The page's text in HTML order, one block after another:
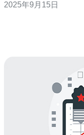
务器则因其地理位置优
2025年9月15日